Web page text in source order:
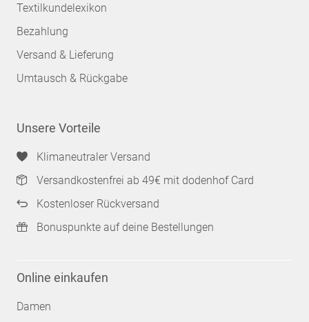
Textilkundelexikon
Bezahlung
Versand & Lieferung
Umtausch & Rückgabe
Unsere Vorteile
Klimaneutraler Versand
Versandkostenfrei ab 49€ mit dodenhof Card
Kostenloser Rückversand
Bonuspunkte auf deine Bestellungen
Online einkaufen
Damen